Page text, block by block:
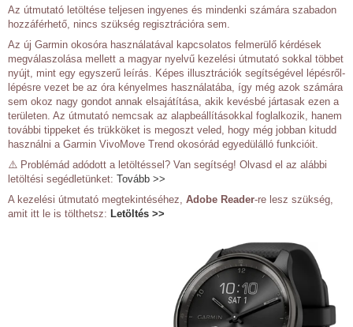
Az útmutató letöltése teljesen ingyenes és mindenki számára szabadon
hozzáférhető, nincs szükség regisztrációra sem.
Az új Garmin okosóra használatával kapcsolatos felmerülő kérdések
megválaszolása mellett a magyar nyelvű kezelési útmutató sokkal többet
nyújt, mint egy egyszerű leírás. Képes illusztrációk segítségével lépésről-
lépésre vezet be az óra kényelmes használatába, így még azok számára
sem okoz nagy gondot annak elsajátítása, akik kevésbé jártasak ezen a
területen. Az útmutató nemcsak az alapbeállításokkal foglalkozik, hanem
további tippeket és trükköket is megoszt veled, hogy még jobban kitudd
használni a Garmin VivoMove Trend okosórád egyedülálló funkcióit.
⚠️ Problémád adódott a letöltéssel? Van segítség! Olvasd el az alábbi
letöltési segédletünket: Tovább >>
A kezelési útmutató megtekintéséhez, Adobe Reader-re lesz szükség,
amit itt le is tölthetsz: Letöltés >>